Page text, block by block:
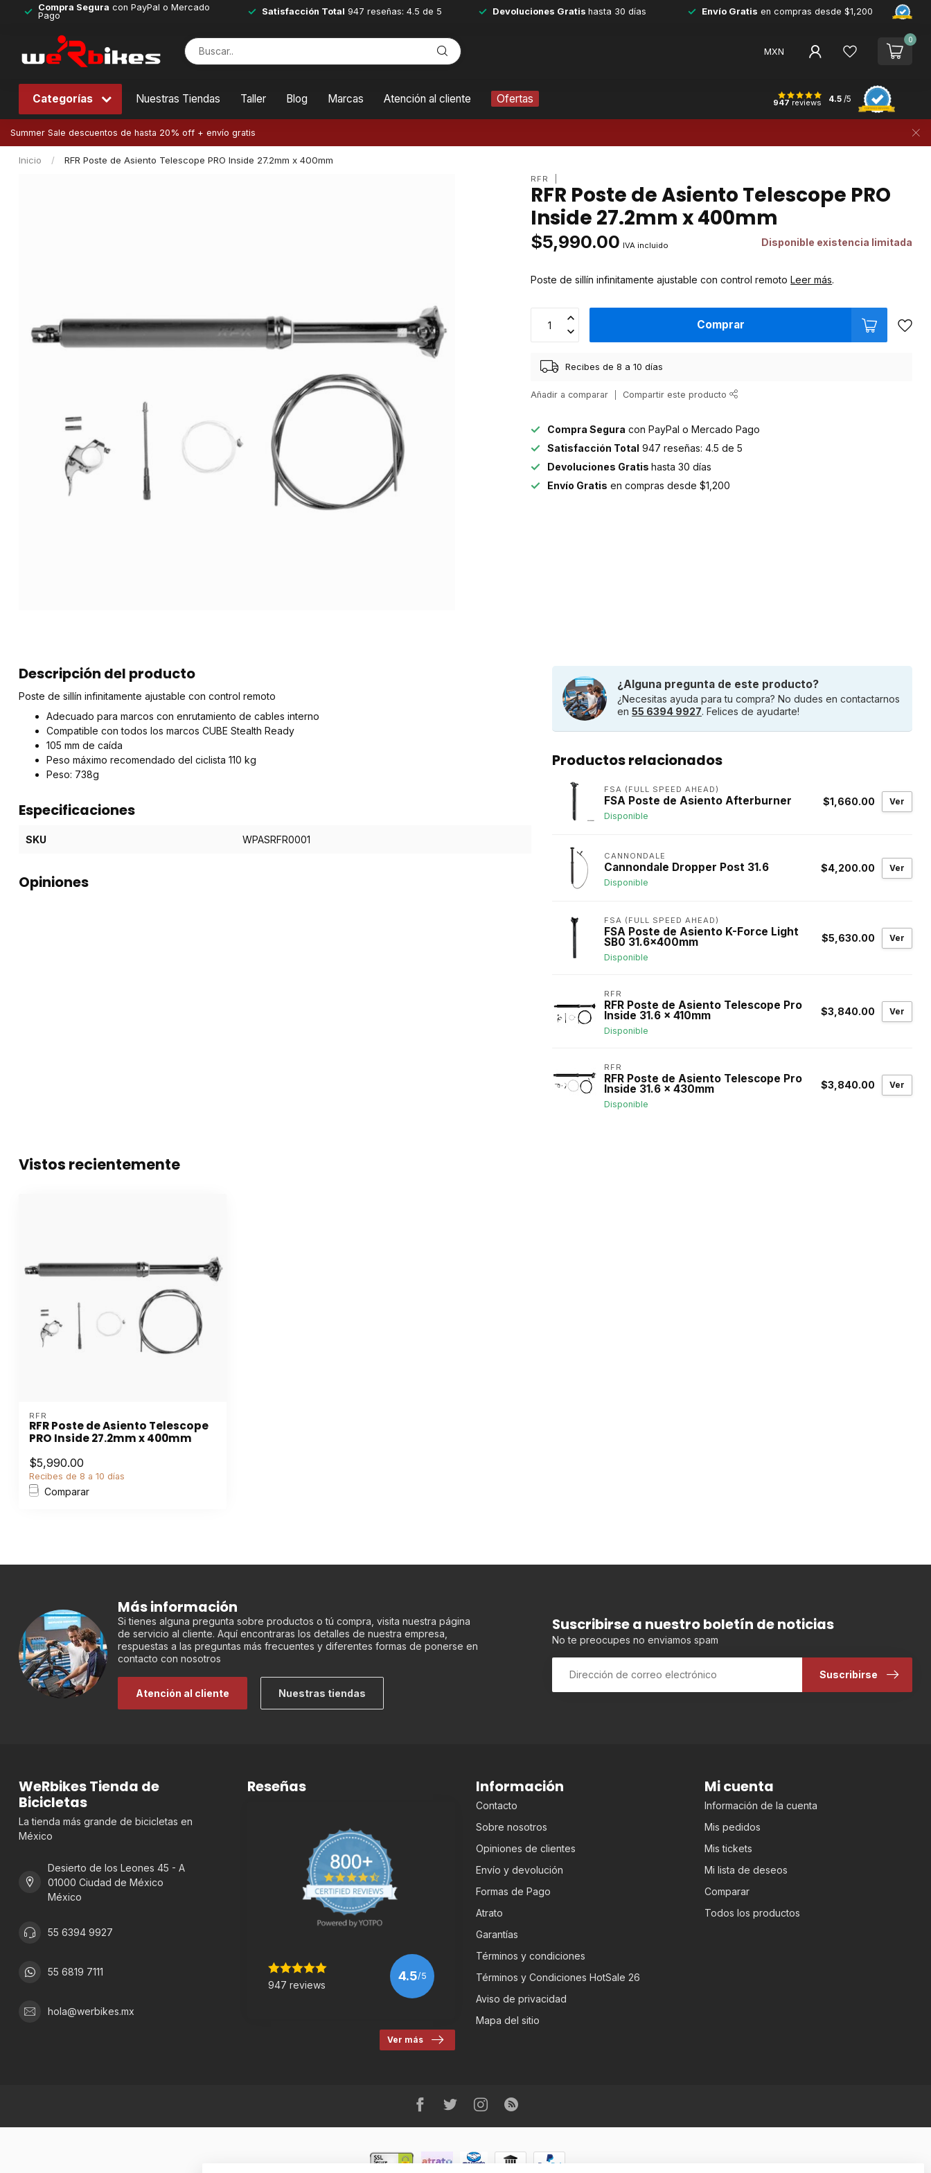
Compra Segura con PayPal o Mercado
Pago
Satisfacción Total 947 reseñas: 4.5 de 5 Devoluciones Gratis hasta 30 días Envío Gratis en compras desde $1,200
MXN
0
Categorías Nuestras Tiendas Taller Blog Marcas Atención al cliente Ofertas 947 reviews 4.5 /5
Summer Sale descuentos de hasta 20% off + envío gratis
Inicio / RFR Poste de Asiento Telescope PRO Inside 27.2mm x 400mm
RFR
RFR Poste de Asiento Telescope PRO
Inside 27.2mm x 400mm
$5,990.00 IVA incluido Disponible existencia limitada
Poste de sillín infinitamente ajustable con control remotoLeer más.
Comprar
Recibes de 8 a 10 días
Añadir a comparar Compartir este producto
Compra Segura con PayPal o Mercado Pago
Satisfacción Total 947 reseñas: 4.5 de 5
Devoluciones Gratishasta 30 días
Envío Gratis en compras desde $1,200
Descripción del producto
Poste de sillín infinitamente ajustable con control remoto
Adecuado para marcos con enrutamiento de cables interno
Compatible con todos los marcos CUBE Stealth Ready
105 mm de caída
Peso máximo recomendado del ciclista 110 kg
Peso: 738g
Especificaciones
SKU WPASRFR0001
Opiniones
¿Alguna pregunta de este producto?
¿Necesitas ayuda para tu compra? No dudes en contactarnos
en 55 6394 9927. Felices de ayudarte!
Productos relacionados
FSA (FULL SPEED AHEAD)
FSA Poste de Asiento Afterburner
Disponible
$1,660.00 Ver
CANNONDALE
Cannondale Dropper Post 31.6
Disponible
$4,200.00 Ver
FSA (FULL SPEED AHEAD)
FSA Poste de Asiento K-Force Light
SB0 31.6x400mm
Disponible
$5,630.00 Ver
RFR
RFR Poste de Asiento Telescope Pro
Inside 31.6 x 410mm
Disponible
$3,840.00 Ver
RFR
RFR Poste de Asiento Telescope Pro
Inside 31.6 x 430mm
Disponible
$3,840.00 Ver
Vistos recientemente
RFR
RFR Poste de Asiento Telescope
PRO Inside 27.2mm x 400mm
$5,990.00
Recibes de 8 a 10 días
Comparar
Más información
Si tienes alguna pregunta sobre productos o tú compra, visita nuestra página
de servicio al cliente. Aquí encontraras los detalles de nuestra empresa,
respuestas a las preguntas más frecuentes y diferentes formas de ponerse en
contacto con nosotros
Atención al cliente Nuestras tiendas
Suscribirse a nuestro boletín de noticias
No te preocupes no enviamos spam
Suscribirse
WeRbikes Tienda de
Bicicletas
La tienda más grande de bicicletas en
México
Desierto de los Leones 45 - A
01000 Ciudad de México
México
55 6394 9927
55 6819 7111
hola@werbikes.mx
Reseñas
947 reviews
4.5/5
Ver más
Información
Contacto
Sobre nosotros
Opiniones de clientes
Envío y devolución
Formas de Pago
Atrato
Garantías
Términos y condiciones
Términos y Condiciones HotSale 26
Aviso de privacidad
Mapa del sitio
Mi cuenta
Información de la cuenta
Mis pedidos
Mis tickets
Mi lista de deseos
Comparar
Todos los productos